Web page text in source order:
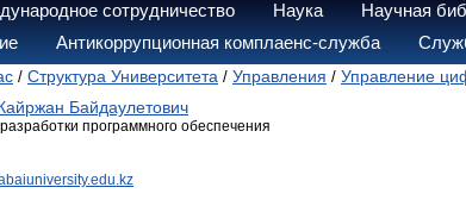
сотрудничество Наука Научная
Антикоррупционная комплаенс-служба
/ Структура Университета / Управления / Управление
Байдаулетович
программного обеспечения